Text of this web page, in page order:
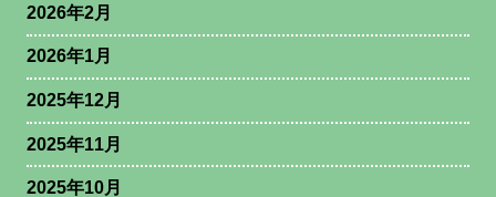
2026年2月
2026年1月
2025年12月
2025年11月
2025年10月